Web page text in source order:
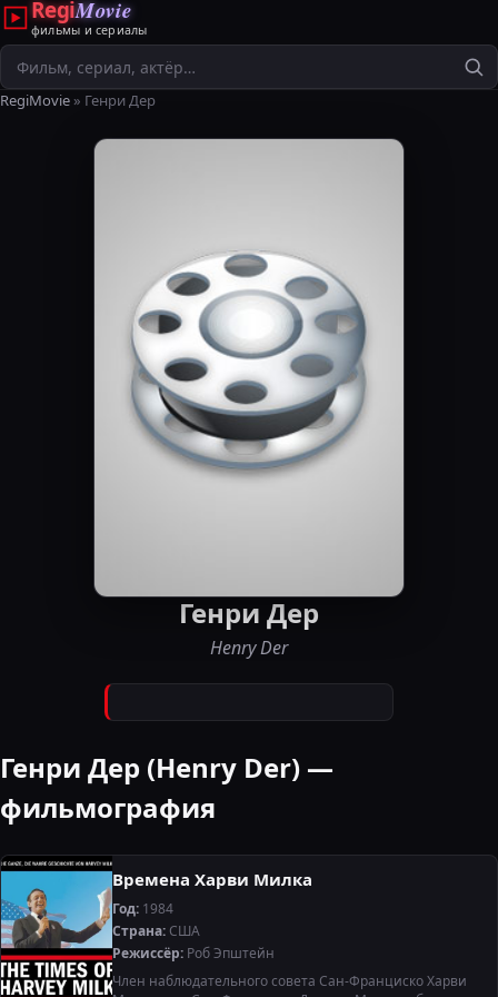
RegiMovie
фильмы и сериалы
Поиск
RegiMovie» Генри Дер
Генри Дер
Henry Der
Генри Дер (Henry Der) —
фильмография
Времена Харви Милка
Год: 1984
Страна: США
Режиссёр: Роб Эпштейн
Член наблюдательного совета Сан-Франциско Харви